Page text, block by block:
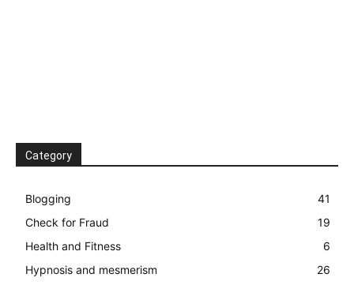
Category
Blogging
41
Check for Fraud
19
Health and Fitness
6
Hypnosis and mesmerism
26